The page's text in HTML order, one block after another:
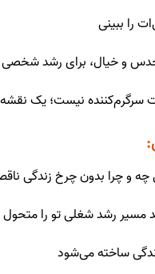
را ببینی
و خیال، برای رشد شخصی
نیست؛ یک نقشه
چه و چرا بدون چرخ زندگی
مسیر رشد شغلی تو را متحول
ساخته می‌شود